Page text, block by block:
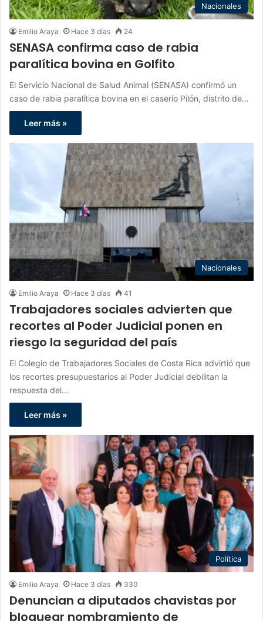
Nacionales
Emilio Araya Hace 3 días 24
SENASA confirma caso de rabia
paralítica bovina en Golfito
El Servicio Nacional de Salud Animal (SENASA) confirmó un
caso de rabia paralítica bovina en el caserío Pilón, distrito de…
Leer más »
Nacionales
Emilio Araya Hace 3 días 41
Trabajadores sociales advierten que
recortes al Poder Judicial ponen en
riesgo la seguridad del país
El Colegio de Trabajadores Sociales de Costa Rica advirtió que
los recortes presupuestarios al Poder Judicial debilitan la
respuesta del…
Leer más »
Política
Emilio Araya Hace 3 días 330
Denuncian a diputados chavistas por
bloquear nombramiento de